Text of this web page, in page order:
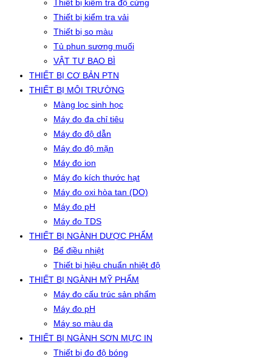
Thiết bị kiểm tra độ cứng
Thiết bị kiểm tra vải
Thiết bị so màu
Tủ phun sương muối
VẬT TƯ BAO BÌ
THIẾT BỊ CƠ BẢN PTN
THIẾT BỊ MÔI TRƯỜNG
Màng lọc sinh học
Máy đo đa chỉ tiêu
Máy đo độ dẫn
Máy đo độ mặn
Máy đo ion
Máy đo kích thước hạt
Máy đo oxi hòa tan (DO)
Máy đo pH
Máy đo TDS
THIẾT BỊ NGÀNH DƯỢC PHẨM
Bể điều nhiệt
Thiết bị hiệu chuẩn nhiệt độ
THIẾT BỊ NGÀNH MỸ PHẨM
Máy đo cấu trúc sản phẩm
Máy đo pH
Máy so màu da
THIẾT BỊ NGÀNH SƠN MỰC IN
Thiết bị đo độ bóng